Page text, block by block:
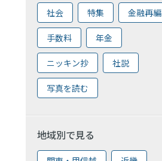
社会 特集 金融再編
手数料 年金
ニッキン抄 社説
写真を読む
地域別で見る